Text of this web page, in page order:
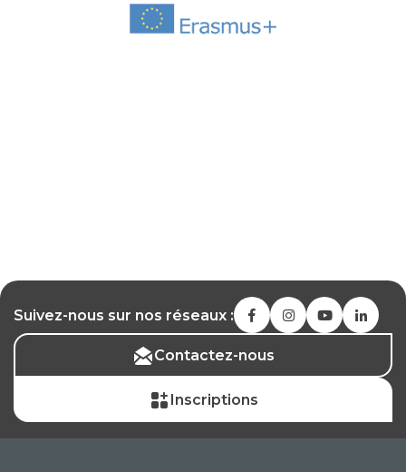
Suivez-nous sur nos réseaux :
Contactez-nous
Inscriptions